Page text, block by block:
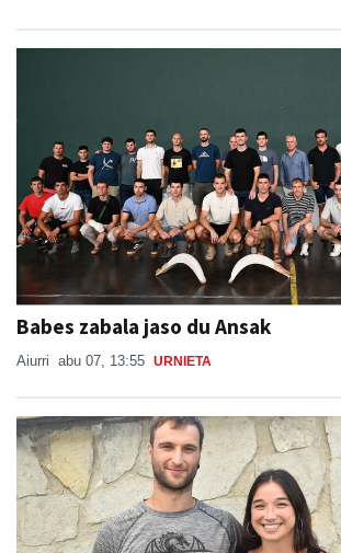
Babes zabala jaso du Ansak
Aiurri abu 07, 13:55 URNIETA